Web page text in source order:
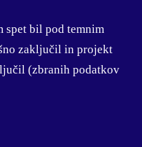
spet bil pod temnim
zaključil in projekt
(zbranih podatkov